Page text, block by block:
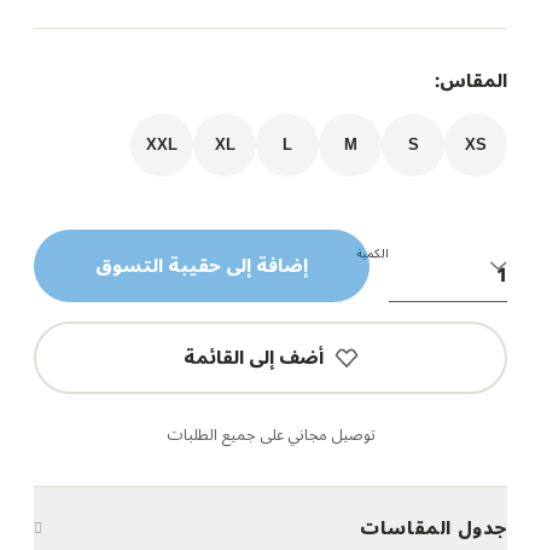
المقاس:
XS
S
M
L
XL
XXL
الكمية إضافة إلى حقيبة التسوق
أضف إلى القائمة
توصيل مجاني على جميع الطلبات
جدول المقاسات